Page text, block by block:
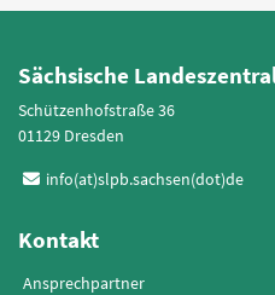
Sächsische
Schützenhofstraße 36
01129 Dresden
info(at)slpb.sachsen(dot)de
Kontakt
Ansprechpartner